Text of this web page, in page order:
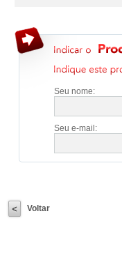
Seu nome:
Seu e-mail:
Voltar